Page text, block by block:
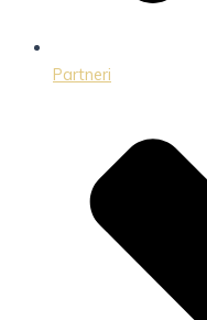
Partneri